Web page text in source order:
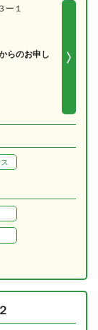
ー１
らのお申し